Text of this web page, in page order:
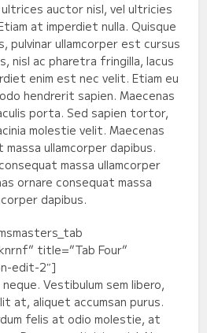
auctor nisl, vel ultricies
at imperdiet nulla. Quisque
pulvinar ullamcorper est cursus
nisl ac pharetra fringilla, lacus
enim est nec velit. Etiam eu
hendrerit sapien. Maecenas
porta. Sed sapien tortor,
molestie velit. Maecenas
ullamcorper dapibus.
massa ullamcorper
ornare consequat massa
dapibus.
title=”Tab Four”
edit-2″]
Vestibulum sem libero,
at, aliquet accumsan purus.
felis at odio molestie, at